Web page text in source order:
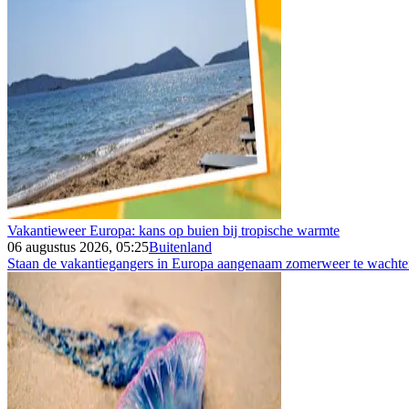
Vakantieweer Europa: kans op buien bij tropische warmte
06 augustus 2026, 05:25Buitenland
Staan de vakantiegangers in Europa aangenaam zomerweer te